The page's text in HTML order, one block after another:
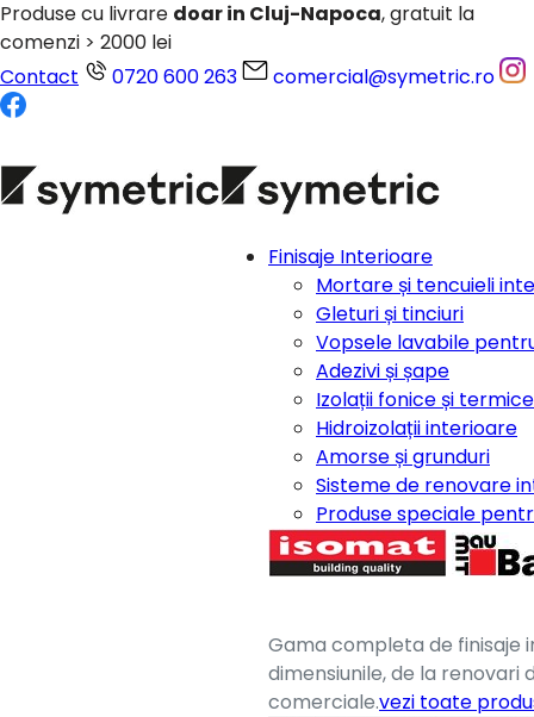
Produse cu livrare doar in Cluj-Napoca, gratuit la
comenzi > 2000 lei
Contact
0720 600 263 comercial@symetric.ro
Finisaje Interioare
Mortare și tencuieli
Gleturi și tinciuri
Vopsele lavabile
Adezivi și șape
Izolații fonice și
Hidroizolații interioare
Amorse și grunduri
Sisteme de renovare
Produse speciale
Gama completa de
dimensiunile, de la
comerciale.vezi toate